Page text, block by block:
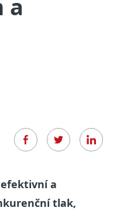
a
a
tlak,